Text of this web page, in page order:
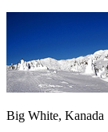
Big White, Kanada